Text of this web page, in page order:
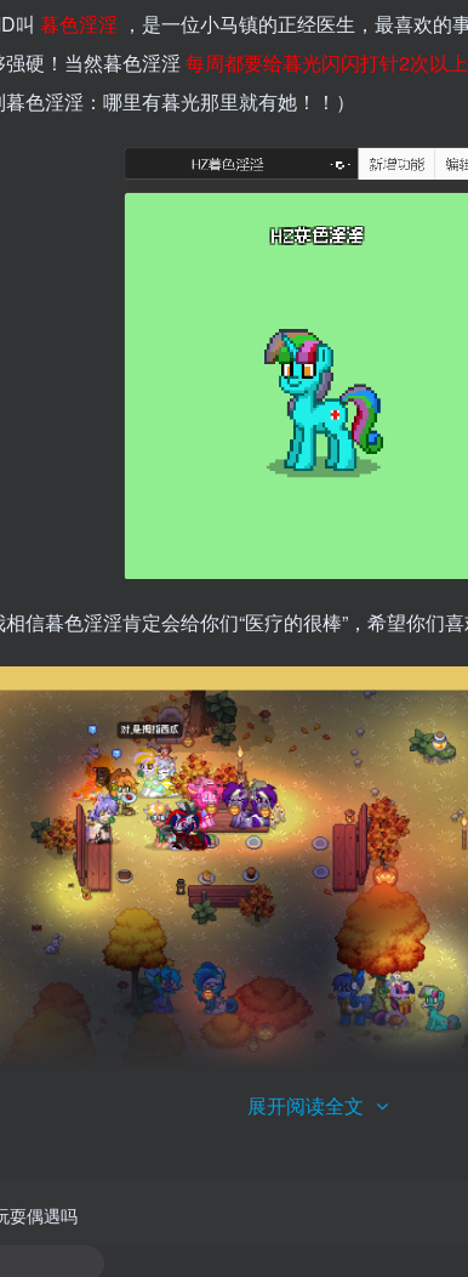
叫 暮色淫淫 ，是一位小马镇的正经医生，最喜欢的
硬！当然暮色淫淫每周都要给暮光闪闪打针2次以上
色淫淫：哪里有暮光那里就有她！！）
信暮色淫淫肯定会给你们“医疗的很棒”，希望你们喜
展开阅读全文
耍偶遇吗